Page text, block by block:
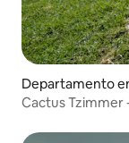
Departamento
Cactus Tzimmer